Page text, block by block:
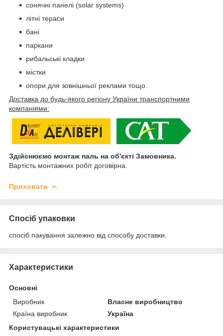
сонячні панелі (solar systems)
літні тераси
бані
паркани
рибальські кладки
містки
опори для зовнішньої реклами тощо.
Доставка до будь-якого регіону України транспортними
компаніями:
Здійснюємо монтаж паль на об'єкті Замовника.
Вартість монтажних робіт договірна.
Приховати
Спосіб упаковки
спосіб пакування залежно від способу доставки.
Характеристики
Основні
Виробник
Власне виробництво
Країна виробник
Україна
Користувацькі характеристики